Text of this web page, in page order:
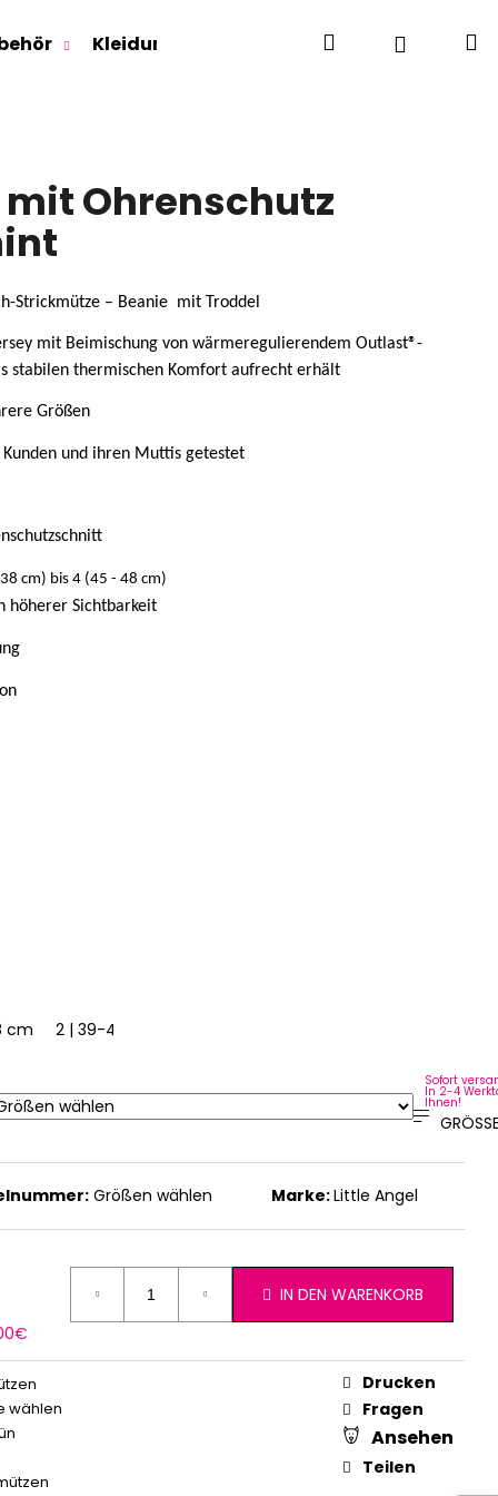
Kleidung für Jugendliche Für
SuchenLogin
Ohrenschutz
Strickmütze – Beanie mit Troddel
mit Beimischung von wärmeregulierendem Outlast®-
stabilen thermischen Komfort aufrecht erhält
Größen
und ihren Muttis getestet
cm) bis 4 (45 - 48 cm)
höherer Sichtbarkeit
cm 2 | 39-41 cm
Sofort
In 2-4
Ihnen!
Größen wählen Marke:Little Angel
IN DEN WARENKORB
wählen
Drucken
Fragen
Ansehen
Teilen